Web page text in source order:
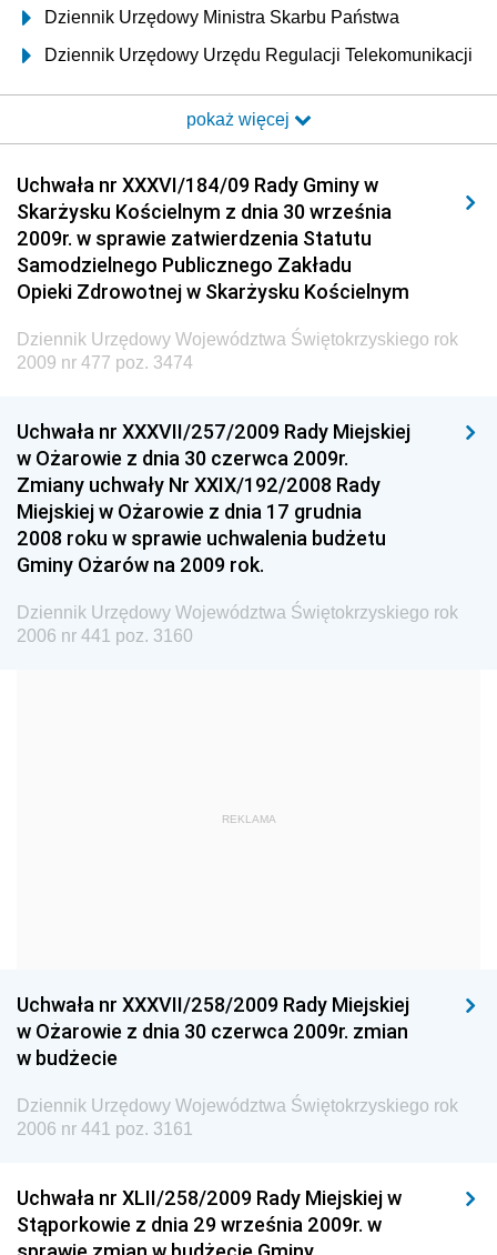
Dziennik Urzędowy Ministra Skarbu Państwa
Dziennik Urzędowy Urzędu Regulacji Telekomunikacji
Dziennik Urzędowy Ministra Transportu i Budownictwa
Elektronicznej
Dziennik Urzędowy Ministra Spraw Wewnętrznych i
Administracji
Dziennik Urzędowy Ministra Transportu
Dziennik Urzędowy Ministra Budownictwa
Dziennik Urzędowy Ministra Nauki i Szkolnictwa
Dziennik Urzędowy Głównego Urzędu Miar
Dziennik Urzędowy Ministra Rolnictwa i Rozwoju Wsi
Dziennik Urzędowy Ministra Edukacji Narodowej i
Sportu
Dziennik Urzędowy Ministra Edukacji i Nauki
Dziennik Urzędowy Ministra Edukacji Narodowej
Dziennik Urzędowy Ministra Gospodarki Morskiej
Dziennik Urzędowy Ministra Kultury i Dziedzictwa
Dziennik Urzędowy Ministra Pracy i Polityki
Społecznej
Dziennik Urzędowy Urzędu Lotnictwa Cywilnego
Dziennik Urzędowy Ministerstwa Hutnictwa i
Przemysłu Maszynowego
pokaż więcej
Uchwała nr XXXVI/184/09 Rady Gminy w
Skarżysku Kościelnym z dnia 30 września
2009r. w sprawie zatwierdzenia Statutu
Samodzielnego Publicznego Zakładu
Opieki Zdrowotnej w Skarżysku Kościelnym
Dziennik Urzędowy Województwa Świętokrzyskiego rok
2009 nr 477 poz. 3474
Uchwała nr XXXVII/257/2009 Rady Miejskiej
w Ożarowie z dnia 30 czerwca 2009r.
Zmiany uchwały Nr XXIX/192/2008 Rady
Miejskiej w Ożarowie z dnia 17 grudnia
2008 roku w sprawie uchwalenia budżetu
Gminy Ożarów na 2009 rok.
Dziennik Urzędowy Województwa Świętokrzyskiego rok
2006 nr 441 poz. 3160
REKLAMA
Uchwała nr XXXVII/258/2009 Rady Miejskiej
w Ożarowie z dnia 30 czerwca 2009r. zmian
w budżecie
Dziennik Urzędowy Województwa Świętokrzyskiego rok
2006 nr 441 poz. 3161
Uchwała nr XLII/258/2009 Rady Miejskiej w
Stąporkowie z dnia 29 września 2009r. w